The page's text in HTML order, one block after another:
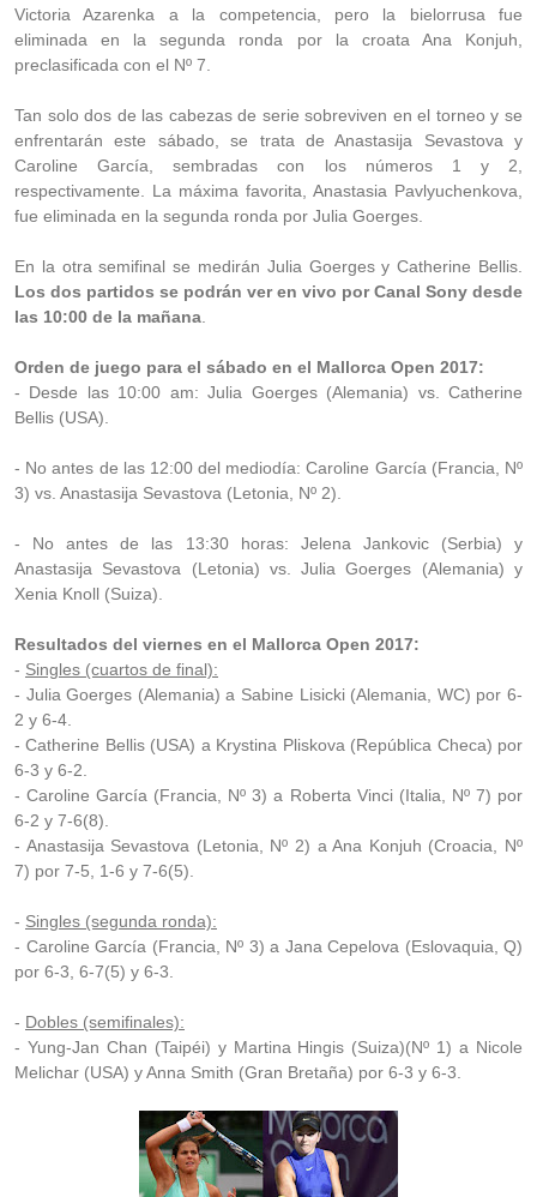
Victoria Azarenka a la competencia, pero la bielorrusa fue
eliminada en la segunda ronda por la croata Ana Konjuh,
preclasificada con el Nº 7.
Tan solo dos de las cabezas de serie sobreviven en el torneo y se
enfrentarán este sábado, se trata de Anastasija Sevastova y
Caroline García, sembradas con los números 1 y 2,
respectivamente. La máxima favorita, Anastasia Pavlyuchenkova,
fue eliminada en la segunda ronda por Julia Goerges.
En la otra semifinal se medirán Julia Goerges y Catherine Bellis.
Los dos partidos se podrán ver en vivo por Canal Sony desde
las 10:00 de la mañana
Orden de juego para el sábado en el Mallorca Open 2017:
- Desde las 10:00 am: Julia Goerges (Alemania) vs. Catherine
Bellis (USA).
- No antes de las 12:00 del mediodía: Caroline García (Francia, Nº
3) vs. Anastasija Sevastova (Letonia, Nº 2).
- No antes de las 13:30 horas: Jelena Jankovic (Serbia) y
Anastasija Sevastova (Letonia) vs. Julia Goerges (Alemania) y
Xenia Knoll (Suiza).
Resultados del viernes en el Mallorca Open 2017:
- Singles (cuartos de final):
- Julia Goerges (Alemania) a Sabine Lisicki (Alemania, WC) por 6-
2 y 6-4.
- Catherine Bellis (USA) a Krystina Pliskova (República Checa) por
6-3 y 6-2.
- Caroline García (Francia, Nº 3) a Roberta Vinci (Italia, Nº 7) por
6-2 y 7-6(8).
- Anastasija Sevastova (Letonia, Nº 2) a Ana Konjuh (Croacia, Nº
7) por 7-5, 1-6 y 7-6(5).
- Singles (segunda ronda):
- Caroline García (Francia, Nº 3) a Jana Cepelova (Eslovaquia, Q)
por 6-3, 6-7(5) y 6-3.
- Dobles (semifinales):
- Yung-Jan Chan (Taipéi) y Martina Hingis (Suiza)(Nº 1) a Nicole
Melichar (USA) y Anna Smith (Gran Bretaña) por 6-3 y 6-3.